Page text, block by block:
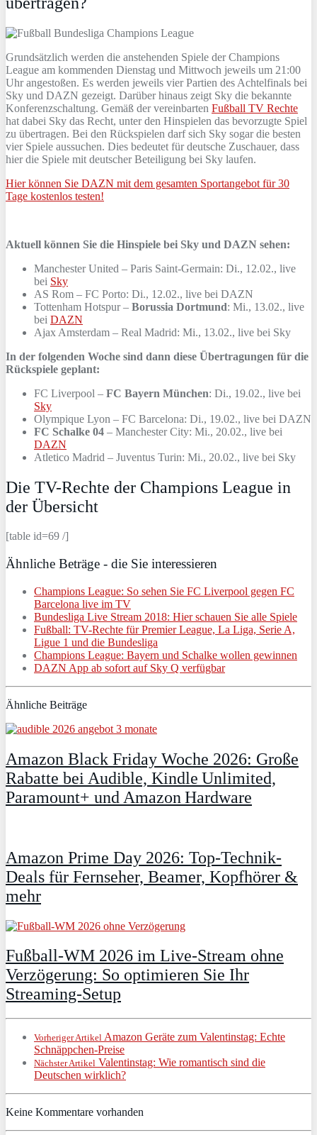
Grundsätzlich werden die anstehenden Spiele der Champions
League am kommenden Dienstag und Mittwoch jeweils um 21:00
Uhr angestoßen. Es werden jeweils vier Partien des Achtelfinals bei
Sky und DAZN gezeigt. Darüber hinaus zeigt Sky die bekannte
Konferenzschaltung. Gemäß der vereinbarten Fußball TV Rechte
hat dabei Sky das Recht, unter den Hinspielen das bevorzugte Spiel
zu übertragen. Bei den Rückspielen darf sich Sky sogar die besten
vier Spiele aussuchen. Dies bedeutet für deutsche Zuschauer, dass
hier die Spiele mit deutscher Beteiligung bei Sky laufen.
Hier können Sie DAZN mit dem gesamten Sportangebot für 30
Tage kostenlos testen!
Aktuell können Sie die Hinspiele bei Sky und DAZN sehen:
Manchester United – Paris Saint-Germain: Di., 12.02., live
bei Sky
AS Rom – FC Porto: Di., 12.02., live bei DAZN
Tottenham Hotspur – Borussia Dortmund: Mi., 13.02., live
bei DAZN
Ajax Amsterdam – Real Madrid: Mi., 13.02., live bei Sky
In der folgenden Woche sind dann diese Übertragungen für die
Rückspiele geplant:
FC Liverpool – FC Bayern München: Di., 19.02., live bei
Sky
Olympique Lyon – FC Barcelona: Di., 19.02., live bei DAZN
FC Schalke 04 – Manchester City: Mi., 20.02., live bei
DAZN
Atletico Madrid – Juventus Turin: Mi., 20.02., live bei Sky
Die TV-Rechte der Champions League in
der Übersicht
[table id=69 /]
Ähnliche Beträge - die Sie interessieren
Champions League: So sehen Sie FC Liverpool gegen FC
Barcelona live im TV
Bundesliga Live Stream 2018: Hier schauen Sie alle Spiele
Fußball: TV-Rechte für Premier League, La Liga, Serie A,
Ligue 1 und die Bundesliga
Champions League: Bayern und Schalke wollen gewinnen
DAZN App ab sofort auf Sky Q verfügbar
Ähnliche Beiträge
Amazon Black Friday Woche 2026: Große
Rabatte bei Audible, Kindle Unlimited,
Paramount+ und Amazon Hardware
Amazon Prime Day 2026: Top-Technik-
Deals für Fernseher, Beamer, Kopfhörer &
mehr
Fußball-WM 2026 im Live-Stream ohne
Verzögerung: So optimieren Sie Ihr
Streaming-Setup
Vorheriger Artikel Amazon Geräte zum Valentinstag: Echte
Schnäppchen-Preise
Nächster Artikel Valentinstag: Wie romantisch sind die
Deutschen wirklich?
Keine Kommentare vorhanden